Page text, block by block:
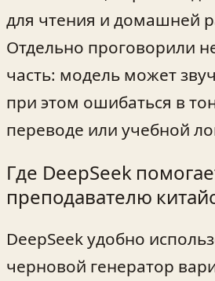
для чтения и домашней
Отдельно проговорили
часть: модель может
при этом ошибаться в
переводе или учебной
Где DeepSeek
преподавателю
DeepSeek удобно
черновой генератор